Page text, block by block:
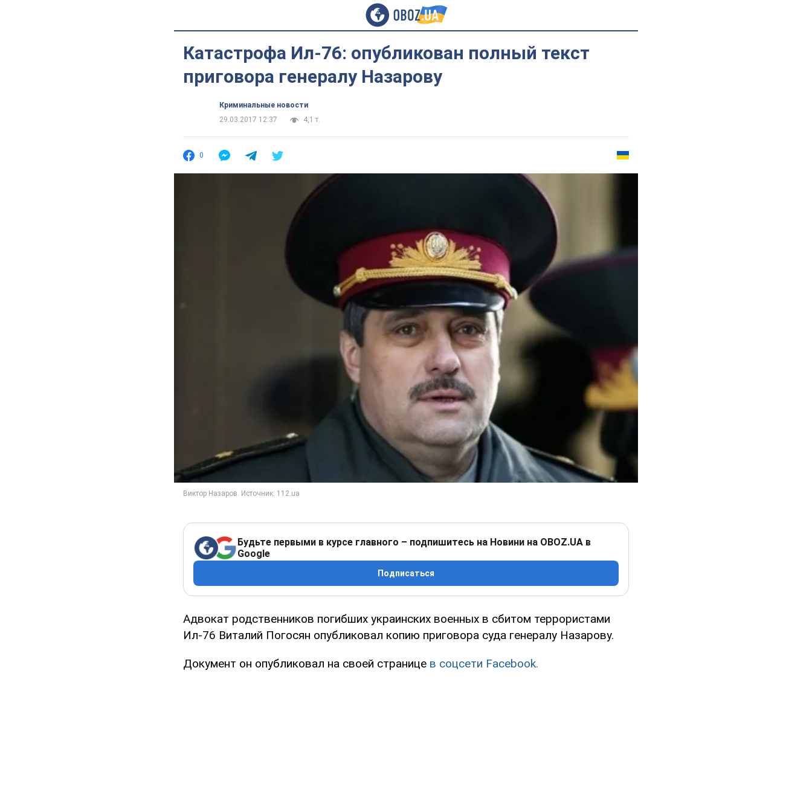
Катастрофа Ил-76: опубликован полный текст
приговора генералу Назарову
Криминальные новости
29.03.2017 12:37
4,1 т.
0
Будьте первыми в курсе главного – подпишитесь на Новини на OBOZ.UA в
Google
Подписаться
Адвокат родственников погибших украинских военных в сбитом террористами
Ил-76 Виталий Погосян опубликовал копию приговора суда генералу Назарову.
Документ он опубликовал на своей странице в соцсети Facebook.